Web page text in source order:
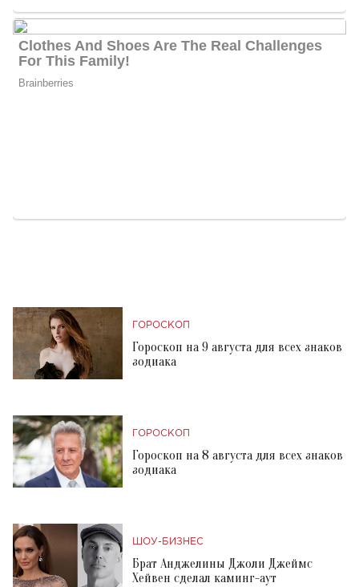
ГОРОСКОП
Гороскоп на 9 августа для всех знаков
зодиака
ГОРОСКОП
Гороскоп на 8 августа для всех знаков
зодиака
ШОУ-БИЗНЕС
Брат Анджелины Джоли Джеймс
Хейвен сделал каминг-аут